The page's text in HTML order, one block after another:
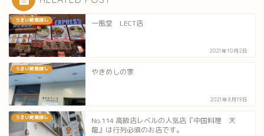
うまい焼飯探し 一風堂 LECT店
2021年10月2日
うまい焼飯探し やきめしの家
2021年8月19日
うまい焼飯探し
No.114 高級店レベルの人気店『中国料理 天
龍』は行列必須のお店です。